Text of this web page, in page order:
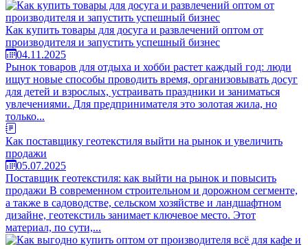
Как купить товары для досуга и развлечений оптом от
производителя и запустить успешный бизнес
04.11.2025
Рынок товаров для отдыха и хобби растет каждый год: люди
ищут новые способы проводить время, организовывать досуг
для детей и взрослых, устраивать праздники и заниматься
увлечениями. Для предпринимателя это золотая жила, но
только...
Как поставщику геотекстиля выйти на рынок и увеличить
продажи
05.07.2025
Поставщик геотекстиля: как выйти на рынок и повысить
продажи В современном строительном и дорожном сегменте,
а также в садоводстве, сельском хозяйстве и ландшафтном
дизайне, геотекстиль занимает ключевое место. Этот
материал, по сути,...